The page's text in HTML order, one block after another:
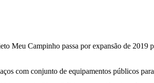
Meu Campinho passa por expansão de
com conjunto de equipamentos públicos